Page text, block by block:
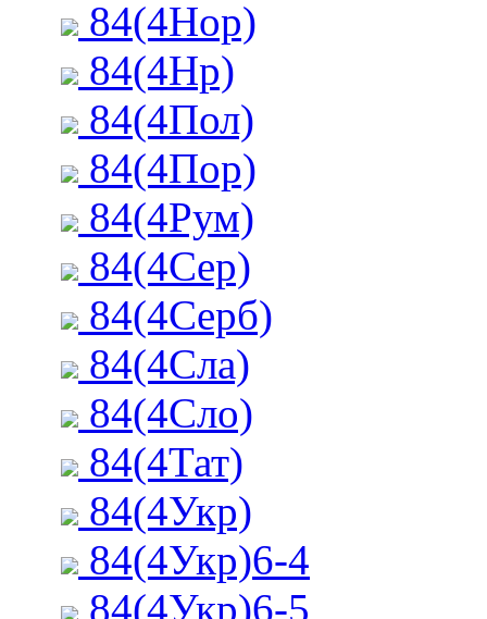
84(4Нор)
84(4Нр)
84(4Пол)
84(4Пор)
84(4Рум)
84(4Сер)
84(4Серб)
84(4Сла)
84(4Сло)
84(4Тат)
84(4Укр)
84(4Укр)6-4
84(4Укр)6-5